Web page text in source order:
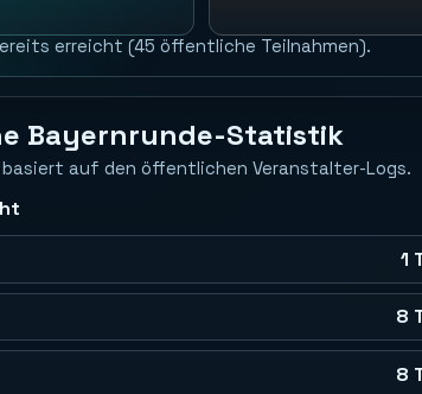
erreicht (45 öffentliche Teilnahmen).
Bayernrunde-Statistik
basiert auf den öffentlichen Veranstalter-Logs.
1
8
8